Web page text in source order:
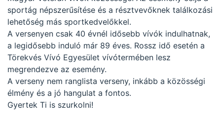
sportág népszerűsítése és a résztvevőknek találkozási
lehetőség más sportkedvelőkkel.
A versenyen csak 40 évnél idősebb vívók indulhatnak,
a legidősebb induló már 89 éves. Rossz idő esetén a
Törekvés Vívó Egyesület vívótermében lesz
megrendezve az esemény.
A verseny nem ranglista verseny, inkább a közösségi
élmény és a jó hangulat a fontos.
Gyertek Ti is szurkolni!